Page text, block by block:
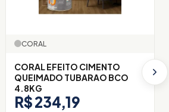
CORAL
CORAL EFEITO CIMENTO
QUEIMADO TUBARAO BCO
4.8KG
R$ 234,19